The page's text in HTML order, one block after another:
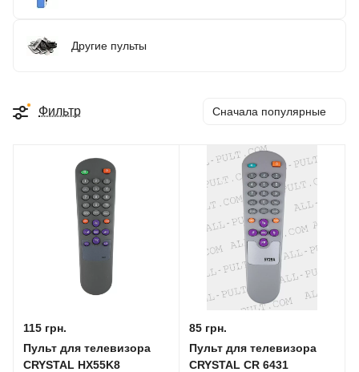
Другие пульты
Фильтр Сначала популярные
115 грн.
Пульт для телевизора
CRYSTAL HX55K8
85 грн.
Пульт для телевизора
CRYSTAL CR 6431